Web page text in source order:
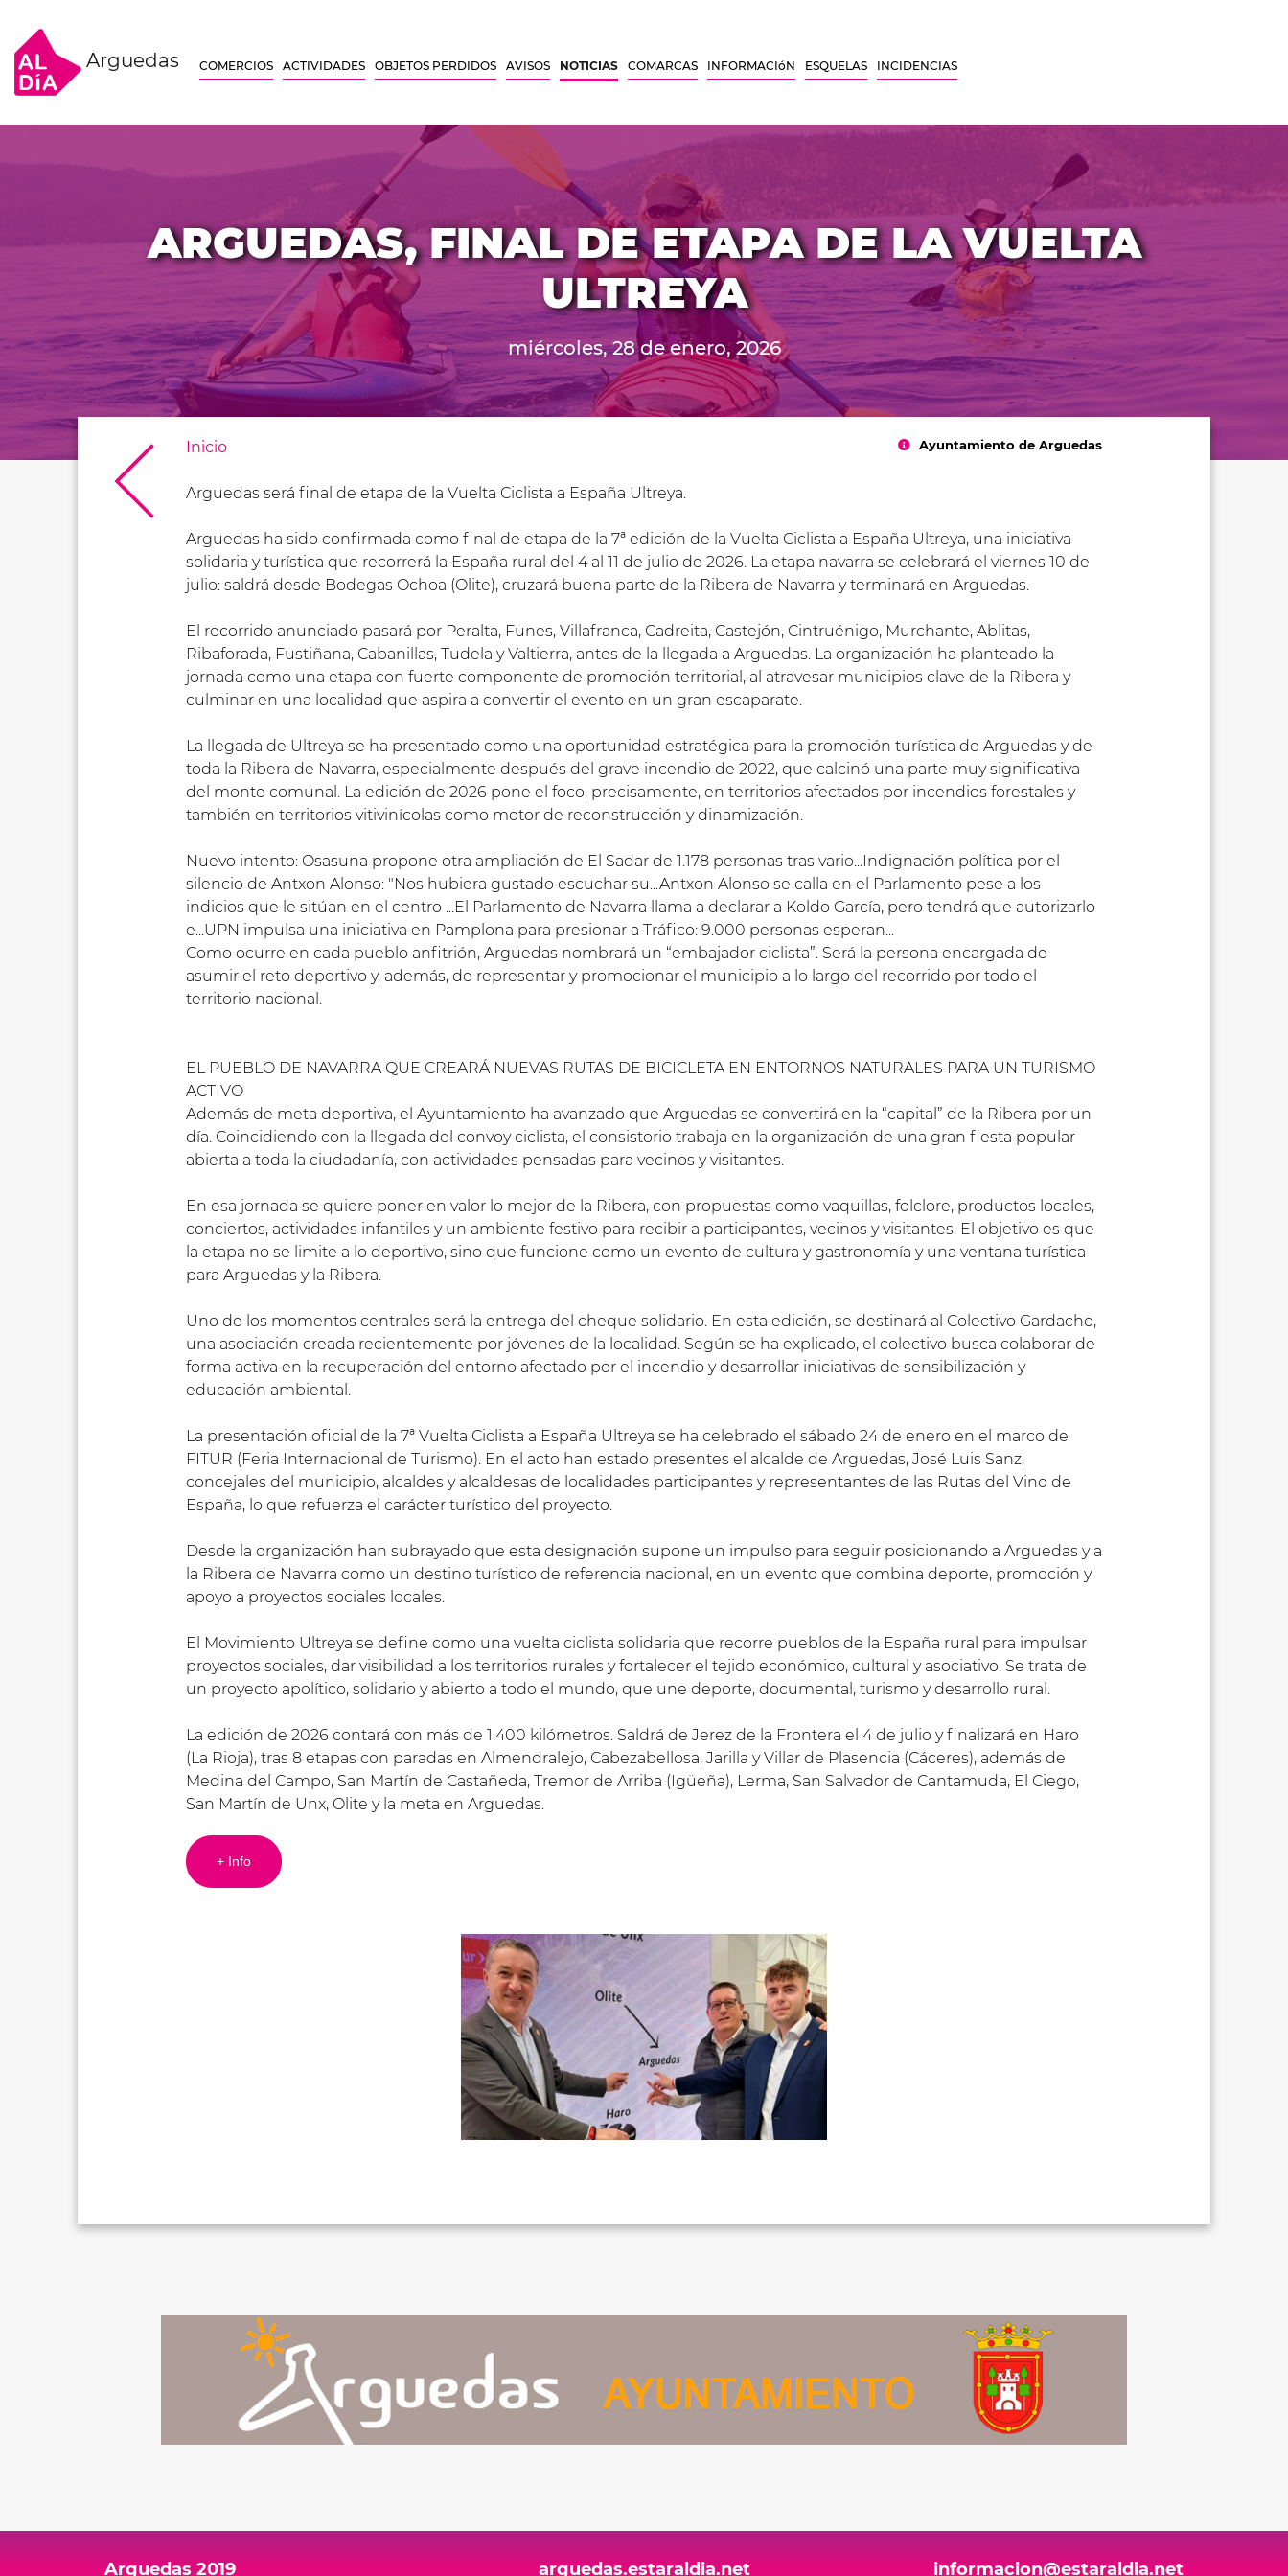
Arguedas COMERCIOS ACTIVIDADES OBJETOS PERDIDOS AVISOS NOTICIAS COMARCAS INFORMACIóN ESQUELAS INCIDENCIAS
ARGUEDAS, FINAL DE ETAPA DE LA VUELTA
ULTREYA
miércoles, 28 de enero, 2026
Inicio Ayuntamiento de Arguedas
Arguedas será final de etapa de la Vuelta Ciclista a España Ultreya.
Arguedas ha sido confirmada como final de etapa de la 7ª edición de la Vuelta Ciclista a España Ultreya, una iniciativa
solidaria y turística que recorrerá la España rural del 4 al 11 de julio de 2026. La etapa navarra se celebrará el viernes 10 de
julio: saldrá desde Bodegas Ochoa (Olite), cruzará buena parte de la Ribera de Navarra y terminará en Arguedas.
El recorrido anunciado pasará por Peralta, Funes, Villafranca, Cadreita, Castejón, Cintruénigo, Murchante, Ablitas,
Ribaforada, Fustiñana, Cabanillas, Tudela y Valtierra, antes de la llegada a Arguedas. La organización ha planteado la
jornada como una etapa con fuerte componente de promoción territorial, al atravesar municipios clave de la Ribera y
culminar en una localidad que aspira a convertir el evento en un gran escaparate.
La llegada de Ultreya se ha presentado como una oportunidad estratégica para la promoción turística de Arguedas y de
toda la Ribera de Navarra, especialmente después del grave incendio de 2022, que calcinó una parte muy significativa
del monte comunal. La edición de 2026 pone el foco, precisamente, en territorios afectados por incendios forestales y
también en territorios vitivinícolas como motor de reconstrucción y dinamización.
Nuevo intento: Osasuna propone otra ampliación de El Sadar de 1.178 personas tras vario...Indignación política por el
silencio de Antxon Alonso: "Nos hubiera gustado escuchar su...Antxon Alonso se calla en el Parlamento pese a los
indicios que le sitúan en el centro ...El Parlamento de Navarra llama a declarar a Koldo García, pero tendrá que autorizarlo
e...UPN impulsa una iniciativa en Pamplona para presionar a Tráfico: 9.000 personas esperan...
Como ocurre en cada pueblo anfitrión, Arguedas nombrará un “embajador ciclista”. Será la persona encargada de
asumir el reto deportivo y, además, de representar y promocionar el municipio a lo largo del recorrido por todo el
territorio nacional.
EL PUEBLO DE NAVARRA QUE CREARÁ NUEVAS RUTAS DE BICICLETA EN ENTORNOS NATURALES PARA UN TURISMO
ACTIVO
Además de meta deportiva, el Ayuntamiento ha avanzado que Arguedas se convertirá en la “capital” de la Ribera por un
día. Coincidiendo con la llegada del convoy ciclista, el consistorio trabaja en la organización de una gran fiesta popular
abierta a toda la ciudadanía, con actividades pensadas para vecinos y visitantes.
En esa jornada se quiere poner en valor lo mejor de la Ribera, con propuestas como vaquillas, folclore, productos locales,
conciertos, actividades infantiles y un ambiente festivo para recibir a participantes, vecinos y visitantes. El objetivo es que
la etapa no se limite a lo deportivo, sino que funcione como un evento de cultura y gastronomía y una ventana turística
para Arguedas y la Ribera.
Uno de los momentos centrales será la entrega del cheque solidario. En esta edición, se destinará al Colectivo Gardacho,
una asociación creada recientemente por jóvenes de la localidad. Según se ha explicado, el colectivo busca colaborar de
forma activa en la recuperación del entorno afectado por el incendio y desarrollar iniciativas de sensibilización y
educación ambiental.
La presentación oficial de la 7ª Vuelta Ciclista a España Ultreya se ha celebrado el sábado 24 de enero en el marco de
FITUR (Feria Internacional de Turismo). En el acto han estado presentes el alcalde de Arguedas, José Luis Sanz,
concejales del municipio, alcaldes y alcaldesas de localidades participantes y representantes de las Rutas del Vino de
España, lo que refuerza el carácter turístico del proyecto.
Desde la organización han subrayado que esta designación supone un impulso para seguir posicionando a Arguedas y a
la Ribera de Navarra como un destino turístico de referencia nacional, en un evento que combina deporte, promoción y
apoyo a proyectos sociales locales.
El Movimiento Ultreya se define como una vuelta ciclista solidaria que recorre pueblos de la España rural para impulsar
proyectos sociales, dar visibilidad a los territorios rurales y fortalecer el tejido económico, cultural y asociativo. Se trata de
un proyecto apolítico, solidario y abierto a todo el mundo, que une deporte, documental, turismo y desarrollo rural.
La edición de 2026 contará con más de 1.400 kilómetros. Saldrá de Jerez de la Frontera el 4 de julio y finalizará en Haro
(La Rioja), tras 8 etapas con paradas en Almendralejo, Cabezabellosa, Jarilla y Villar de Plasencia (Cáceres), además de
Medina del Campo, San Martín de Castañeda, Tremor de Arriba (Igüeña), Lerma, San Salvador de Cantamuda, El Ciego,
San Martín de Unx, Olite y la meta en Arguedas.
+ Info
Arguedas 2019 arguedas.estaraldia.net informacion@estaraldia.net